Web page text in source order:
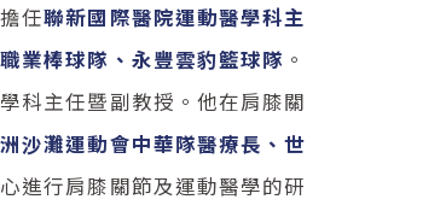
任聯新國際醫院運動醫學科主
業棒球隊、永豐雲豹籃球隊 。
科主任暨副教授。他在肩膝關
沙灘運動會中華隊醫療長、世
進行肩膝關節及運動醫學的研